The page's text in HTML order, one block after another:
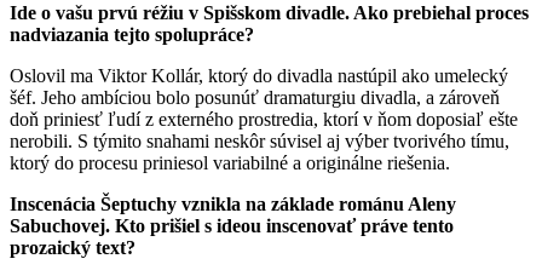
Ide o vašu prvú réžiu v Spišskom divadle. Ako prebiehal proces
nadviazania tejto spolupráce?
Oslovil ma Viktor Kollár, ktorý do divadla nastúpil ako umelecký
šéf. Jeho ambíciou bolo posunúť dramaturgiu divadla, a zároveň
doň priniesť ľudí z externého prostredia, ktorí v ňom doposiaľ ešte
nerobili. S týmito snahami neskôr súvisel aj výber tvorivého tímu,
ktorý do procesu priniesol variabilné a originálne riešenia.
Inscenácia Šeptuchy vznikla na základe románu Aleny
Sabuchovej. Kto prišiel s ideou inscenovať práve tento
prozaický text?